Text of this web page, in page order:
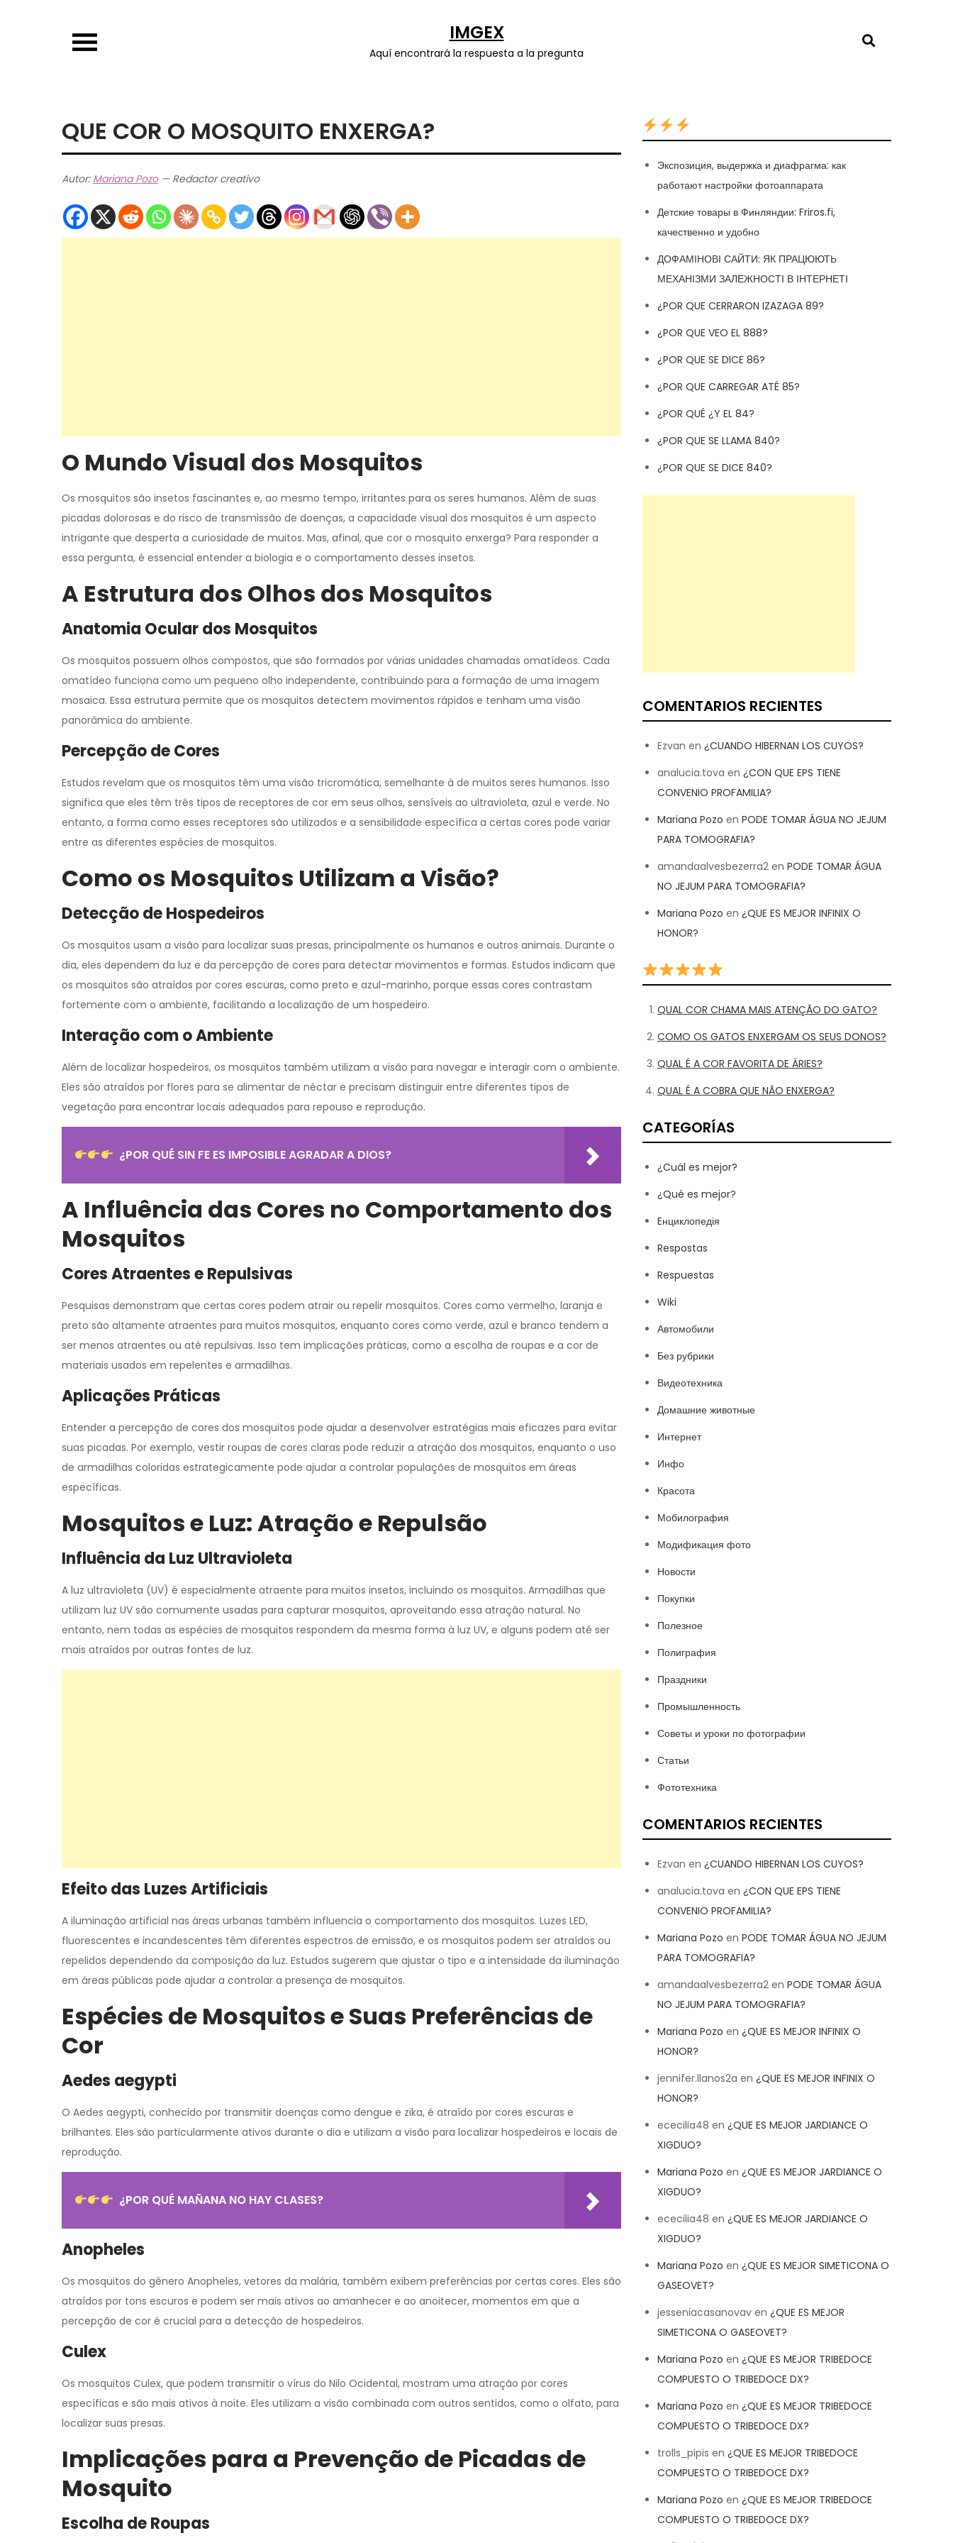
IMGEX
Aquí encontrará la respuesta a la pregunta
QUE COR O MOSQUITO ENXERGA?
Autor: Mariana Pozo— Redactor creativo
O Mundo Visual dos Mosquitos
Os mosquitos são insetos fascinantes e, ao mesmo tempo, irritantes para os seres humanos. Além de suas
picadas dolorosas e do risco de transmissão de doenças, a capacidade visual dos mosquitos é um aspecto
intrigante que desperta a curiosidade de muitos. Mas, afinal, que cor o mosquito enxerga? Para responder a
essa pergunta, é essencial entender a biologia e o comportamento desses insetos.
A Estrutura dos Olhos dos Mosquitos
Anatomia Ocular dos Mosquitos
Os mosquitos possuem olhos compostos, que são formados por várias unidades chamadas omatídeos. Cada
omatídeo funciona como um pequeno olho independente, contribuindo para a formação de uma imagem
mosaica. Essa estrutura permite que os mosquitos detectem movimentos rápidos e tenham uma visão
panorâmica do ambiente.
Percepção de Cores
Estudos revelam que os mosquitos têm uma visão tricromática, semelhante à de muitos seres humanos. Isso
significa que eles têm três tipos de receptores de cor em seus olhos, sensíveis ao ultravioleta, azul e verde. No
entanto, a forma como esses receptores são utilizados e a sensibilidade específica a certas cores pode variar
entre as diferentes espécies de mosquitos.
Como os Mosquitos Utilizam a Visão?
Detecção de Hospedeiros
Os mosquitos usam a visão para localizar suas presas, principalmente os humanos e outros animais. Durante o
dia, eles dependem da luz e da percepção de cores para detectar movimentos e formas. Estudos indicam que
os mosquitos são atraídos por cores escuras, como preto e azul-marinho, porque essas cores contrastam
fortemente com o ambiente, facilitando a localização de um hospedeiro.
Interação com o Ambiente
Além de localizar hospedeiros, os mosquitos também utilizam a visão para navegar e interagir com o ambiente.
Eles são atraídos por flores para se alimentar de néctar e precisam distinguir entre diferentes tipos de
vegetação para encontrar locais adequados para repouso e reprodução.
¿POR QUÉ SIN FE ES IMPOSIBLE AGRADAR A DIOS?
A Influência das Cores no Comportamento dos
Mosquitos
Cores Atraentes e Repulsivas
Pesquisas demonstram que certas cores podem atrair ou repelir mosquitos. Cores como vermelho, laranja e
preto são altamente atraentes para muitos mosquitos, enquanto cores como verde, azul e branco tendem a
ser menos atraentes ou até repulsivas. Isso tem implicações práticas, como a escolha de roupas e a cor de
materiais usados em repelentes e armadilhas.
Aplicações Práticas
Entender a percepção de cores dos mosquitos pode ajudar a desenvolver estratégias mais eficazes para evitar
suas picadas. Por exemplo, vestir roupas de cores claras pode reduzir a atração dos mosquitos, enquanto o uso
de armadilhas coloridas estrategicamente pode ajudar a controlar populações de mosquitos em áreas
específicas.
Mosquitos e Luz: Atração e Repulsão
Influência da Luz Ultravioleta
A luz ultravioleta (UV) é especialmente atraente para muitos insetos, incluindo os mosquitos. Armadilhas que
utilizam luz UV são comumente usadas para capturar mosquitos, aproveitando essa atração natural. No
entanto, nem todas as espécies de mosquitos respondem da mesma forma à luz UV, e alguns podem até ser
mais atraídos por outras fontes de luz.
Efeito das Luzes Artificiais
A iluminação artificial nas áreas urbanas também influencia o comportamento dos mosquitos. Luzes LED,
fluorescentes e incandescentes têm diferentes espectros de emissão, e os mosquitos podem ser atraídos ou
repelidos dependendo da composição da luz. Estudos sugerem que ajustar o tipo e a intensidade da iluminação
em áreas públicas pode ajudar a controlar a presença de mosquitos.
Espécies de Mosquitos e Suas Preferências de
Cor
Aedes aegypti
O Aedes aegypti, conhecido por transmitir doenças como dengue e zika, é atraído por cores escuras e
brilhantes. Eles são particularmente ativos durante o dia e utilizam a visão para localizar hospedeiros e locais de
reprodução.
¿POR QUÉ MAÑANA NO HAY CLASES?
Anopheles
Os mosquitos do gênero Anopheles, vetores da malária, também exibem preferências por certas cores. Eles são
atraídos por tons escuros e podem ser mais ativos ao amanhecer e ao anoitecer, momentos em que a
percepção de cor é crucial para a detecção de hospedeiros.
Culex
Os mosquitos Culex, que podem transmitir o vírus do Nilo Ocidental, mostram uma atração por cores
específicas e são mais ativos à noite. Eles utilizam a visão combinada com outros sentidos, como o olfato, para
localizar suas presas.
Implicações para a Prevenção de Picadas de
Mosquito
Escolha de Roupas
Экспозиция, выдержка и диафрагма: как
работают настройки фотоаппарата
Детские товары в Финляндии: Friros.fi,
качественно и удобно
ДОФАМІНОВІ САЙТИ: ЯК ПРАЦЮЮТЬ
МЕХАНІЗМИ ЗАЛЕЖНОСТІ В ІНТЕРНЕТІ
¿POR QUE CERRARON IZAZAGA 89?
¿POR QUE VEO EL 888?
¿POR QUE SE DICE 86?
¿POR QUE CARREGAR ATÉ 85?
¿POR QUÉ ¿Y EL 84?
¿POR QUE SE LLAMA 840?
¿POR QUE SE DICE 840?
COMENTARIOS RECIENTES
Ezvan en ¿CUANDO HIBERNAN LOS CUYOS?
analucia.tova en ¿CON QUE EPS TIENE
CONVENIO PROFAMILIA?
Mariana Pozo en PODE TOMAR ÁGUA NO JEJUM
PARA TOMOGRAFIA?
amandaalvesbezerra2 en PODE TOMAR ÁGUA
NO JEJUM PARA TOMOGRAFIA?
Mariana Pozo en ¿QUE ES MEJOR INFINIX O
HONOR?
QUAL COR CHAMA MAIS ATENÇÃO DO GATO?
COMO OS GATOS ENXERGAM OS SEUS DONOS?
QUAL É A COR FAVORITA DE ÁRIES?
QUAL É A COBRA QUE NÃO ENXERGA?
CATEGORÍAS
¿Cuál es mejor?
¿Qué es mejor?
Eнциклопедія
Respostas
Respuestas
Wiki
Автомобили
Без рубрики
Видеотехника
Домашние животные
Интернет
Инфо
Красота
Мобилография
Модификация фото
Новости
Покупки
Полезное
Полиграфия
Праздники
Промышленность
Советы и уроки по фотографии
Статьи
Фототехника
COMENTARIOS RECIENTES
Ezvan en ¿CUANDO HIBERNAN LOS CUYOS?
analucia.tova en ¿CON QUE EPS TIENE
CONVENIO PROFAMILIA?
Mariana Pozo en PODE TOMAR ÁGUA NO JEJUM
PARA TOMOGRAFIA?
amandaalvesbezerra2 en PODE TOMAR ÁGUA
NO JEJUM PARA TOMOGRAFIA?
Mariana Pozo en ¿QUE ES MEJOR INFINIX O
HONOR?
jennifer.llanos2a en ¿QUE ES MEJOR INFINIX O
HONOR?
ececilia48 en ¿QUE ES MEJOR JARDIANCE O
XIGDUO?
Mariana Pozo en ¿QUE ES MEJOR JARDIANCE O
XIGDUO?
ececilia48 en ¿QUE ES MEJOR JARDIANCE O
XIGDUO?
Mariana Pozo en ¿QUE ES MEJOR SIMETICONA O
GASEOVET?
jesseniacasanovav en ¿QUE ES MEJOR
SIMETICONA O GASEOVET?
Mariana Pozo en ¿QUE ES MEJOR TRIBEDOCE
COMPUESTO O TRIBEDOCE DX?
Mariana Pozo en ¿QUE ES MEJOR TRIBEDOCE
COMPUESTO O TRIBEDOCE DX?
trolls_pipis en ¿QUE ES MEJOR TRIBEDOCE
COMPUESTO O TRIBEDOCE DX?
Mariana Pozo en ¿QUE ES MEJOR TRIBEDOCE
COMPUESTO O TRIBEDOCE DX?